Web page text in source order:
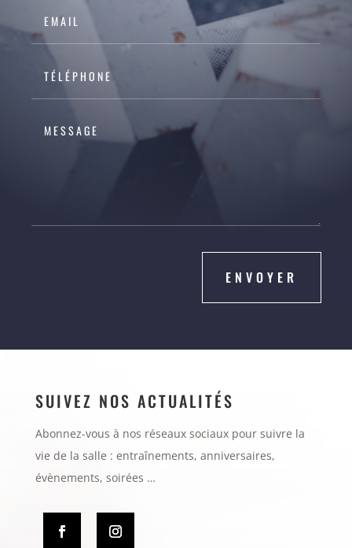
ENVOYER
SUIVEZ NOS ACTUALITÉS
Abonnez-vous à nos réseaux sociaux pour suivre la
vie de la salle : entraînements, anniversaires,
évènements, soirées …